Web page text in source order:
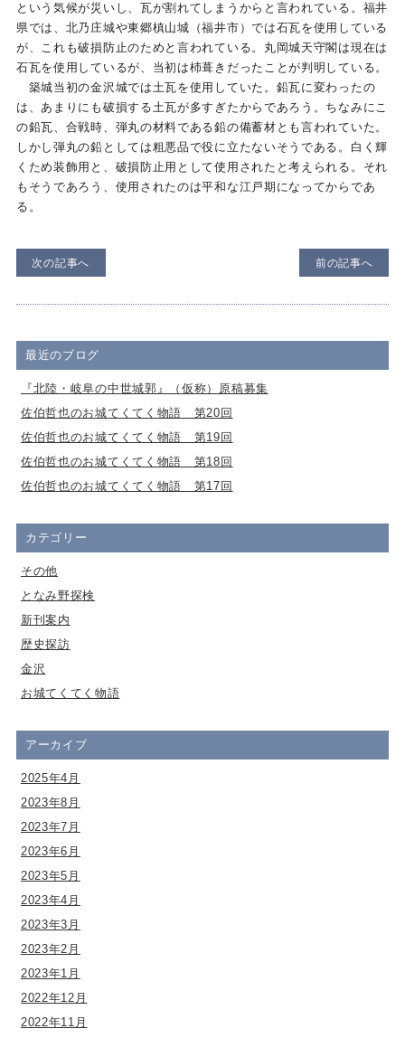
という気候が災いし、瓦が割れてしまうからと言われている。福井
県では、北乃庄城や東郷槙山城（福井市）では石瓦を使用している
が、これも破損防止のためと言われている。丸岡城天守閣は現在は
石瓦を使用しているが、当初は杮葺きだったことが判明している。
築城当初の金沢城では土瓦を使用していた。鉛瓦に変わったの
は、あまりにも破損する土瓦が多すぎたからであろう。ちなみにこ
の鉛瓦、合戦時、弾丸の材料である鉛の備蓄材とも言われていた。
しかし弾丸の鉛としては粗悪品で役に立たないそうである。白く輝
くため装飾用と、破損防止用として使用されたと考えられる。それ
もそうであろう、使用されたのは平和な江戸期になってからであ
る。
次の記事へ 前の記事へ
最近のブログ
『北陸・岐阜の中世城郭』（仮称）原稿募集
佐伯哲也のお城てくてく物語 第20回
佐伯哲也のお城てくてく物語 第19回
佐伯哲也のお城てくてく物語 第18回
佐伯哲也のお城てくてく物語 第17回
カテゴリー
その他
となみ野探検
新刊案内
歴史探訪
金沢
お城てくてく物語
アーカイブ
2025年4月
2023年8月
2023年7月
2023年6月
2023年5月
2023年4月
2023年3月
2023年2月
2023年1月
2022年12月
2022年11月